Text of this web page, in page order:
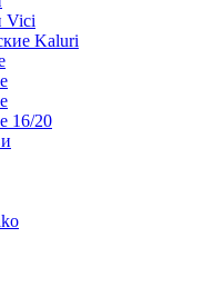
Vici
Kaluri
16/20